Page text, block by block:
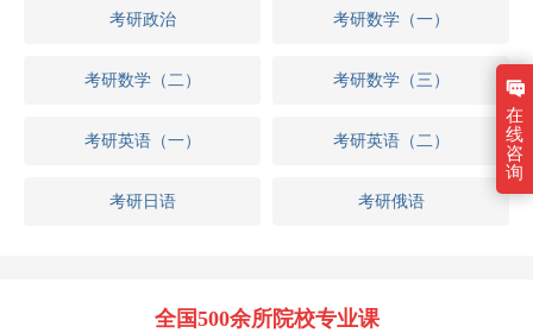
考研政治 考研数学（一）
考研数学（二） 考研数学（三）
考研英语（一） 考研英语（二）
考研日语 考研俄语
全国500余所院校专业课
在
线
咨
询